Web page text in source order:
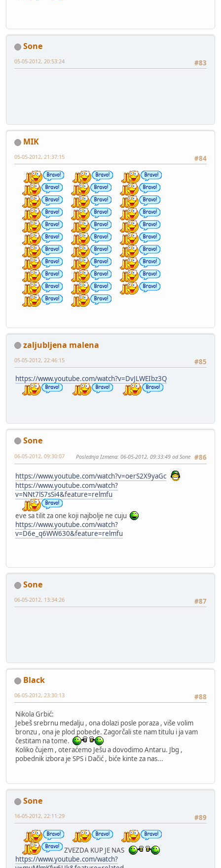
Sone
#83
05-05-2012, 20:53:24
MIK
#84
05-05-2012, 21:37:15
zaljubljena malena
#85
05-05-2012, 22:46:15
https://www.youtube.com/watch?v=DvJLWEIbz3Q
Sone
#86
06-05-2012, 09:30:07 Poslednja Izmena: 06-05-2012, 09:33:49 od Sone
https://www.youtube.com/watch?v=oerS2X9yaGc
https://www.youtube.com/watch?
v=NNt7lS7sSi4&feature=relmfu
eve sa tilit za one koji najbolje ne cuju
https://www.youtube.com/watch?
v=D6e_q6WW630&feature=relmfu
Sone
#87
06-05-2012, 13:34:26
Black
#88
06-05-2012, 23:30:13
Nikola Grbić:
Jebeš srebrnu medalju , ona dolazi posle poraza , više volim
bronzu , ona je plod pobede. Zagorčali ste nam titulu i ja vam
čestitam na tome.
Koliko čujem , oteraćemo Ješu a dovodimo Antaru. Jbg ,
pobednik izbora je SPS i Dačić , biće kinte za nas...
Sone
#89
16-05-2012, 22:11:29
ZVEZDA KUP JE NAS
https://www.youtube.com/watch?